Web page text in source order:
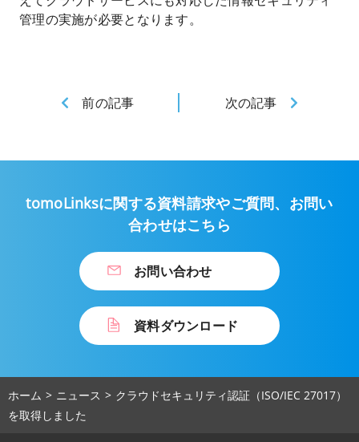
管理の実施が必要となります。
前の記事 次の記事
tomoLinksに関する資料請求やご質問、 お問い
合わせはこちら
お問い合わせ
資料ダウンロード
ホーム ニュース
クラウドセキュリティ認証（ISO/IEC 27017）
を取得しました